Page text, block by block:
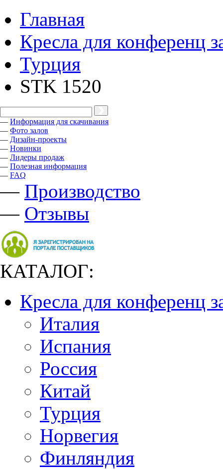
Главная
Кресла для конференц
Турция
STK 1520
— Информация для скачивания
— Фото залов
— Дизайн-проекты
— Новинки
— Лидеры продаж
— Полезная информация
— FAQ
— Производство
— Отзывы
КАТАЛОГ:
Кресла для конференц
Италия
Испания
Россия
Китай
Турция
Норвегия
Финляндия